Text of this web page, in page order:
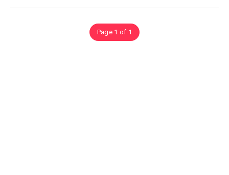
Page 1 of 1